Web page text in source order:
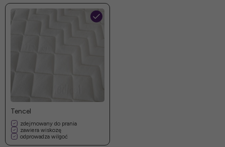
Tencel
zdejmowany do prania
zawiera wiskozę
odprowadza wilgoć